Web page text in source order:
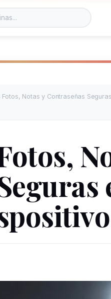
Fotos, Notas y Contraseñas